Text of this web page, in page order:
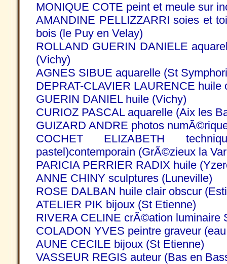
MONIQUE COTE peint et meule sur
AMANDINE PELLIZZARRI soies et
bois (le Puy en Velay)
ROLLAND GUERIN DANIELE
(Vichy)
AGNES SIBUE aquarelle (St
DEPRAT-CLAVIER LAURENCE huile
GUERIN DANIEL huile (Vichy)
CURIOZ PASCAL aquarelle (Aix les
GUIZARD ANDRE photos
COCHET ELIZABETH
pastel)contemporain (GrÃ©zieux la
PARICIA PERRIER RADIX huile
ANNE CHINY sculptures (Luneville)
ROSE DALBAN huile clair obscur
ATELIER PIK bijoux (St Etienne)
RIVERA CELINE crÃ©ation luminaire
COLADON YVES peintre graveur
AUNE CECILE bijoux (St Etienne)
VASSEUR REGIS auteur (Bas en